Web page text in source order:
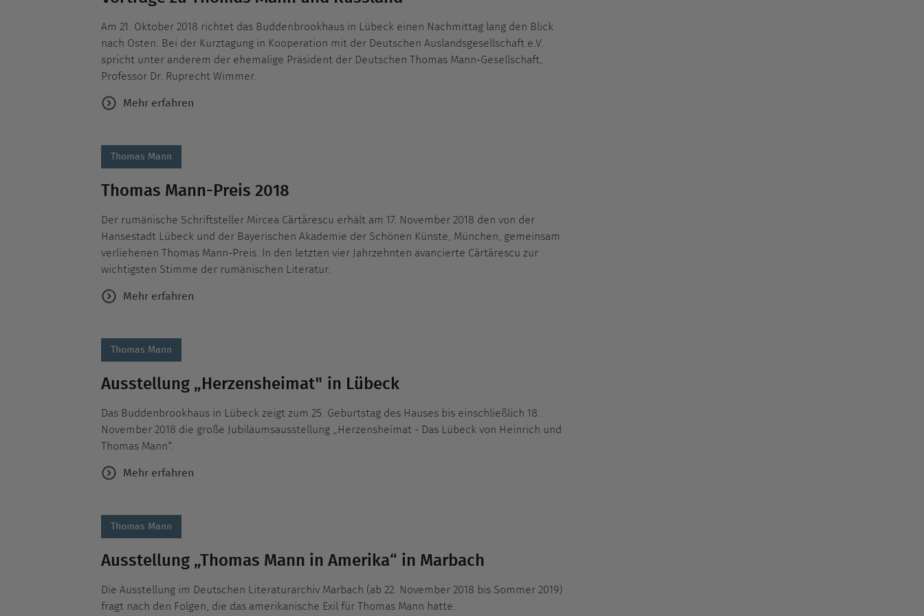
Am 21. Oktober 2018 richtet das Buddenbrookhaus in Lübeck einen Nachmittag lang den Blick
nach Osten. Bei der Kurztagung in Kooperation mit der Deutschen Auslandsgesellschaft e.V.
spricht unter anderem der ehemalige Präsident der Deutschen Thomas Mann-Gesellschaft,
Professor Dr. Ruprecht Wimmer.
Mehr erfahren
Thomas Mann
Thomas Mann-Preis 2018
Der rumänische Schriftsteller Mircea Cǎrtǎrescu erhält am 17. November 2018 den von der
Hansestadt Lübeck und der Bayerischen Akademie der Schönen Künste, München, gemeinsam
verliehenen Thomas Mann-Preis. In den letzten vier Jahrzehnten avancierte Cǎrtǎrescu zur
wichtigsten Stimme der rumänischen Literatur.
Mehr erfahren
Thomas Mann
Ausstellung „Herzensheimat" in Lübeck
Das Buddenbrookhaus in Lübeck zeigt zum 25. Geburtstag des Hauses bis einschließlich 18.
November 2018 die große Jubiläumsausstellung „Herzensheimat - Das Lübeck von Heinrich und
Thomas Mann“.
Mehr erfahren
Thomas Mann
Ausstellung „Thomas Mann in Amerika“ in Marbach
Die Ausstellung im Deutschen Literaturarchiv Marbach (ab 22. November 2018 bis Sommer 2019)
fragt nach den Folgen, die das amerikanische Exil für Thomas Mann hatte.